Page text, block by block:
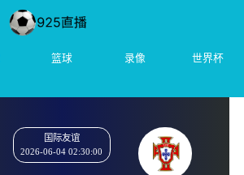
篮球 录像
世界杯